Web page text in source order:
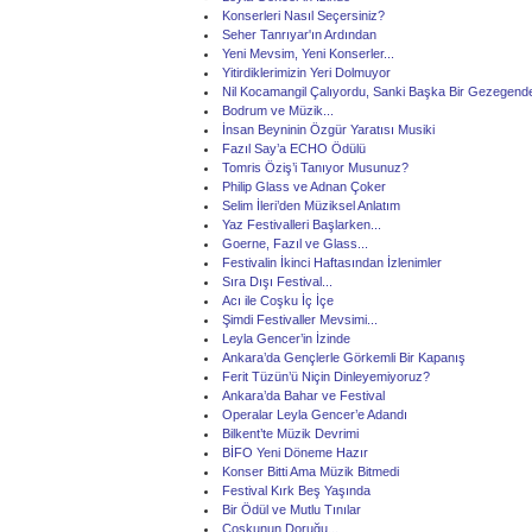
Konserleri Nasıl Seçersiniz?
Seher Tanrıyar'ın Ardından
Yeni Mevsim, Yeni Konserler...
Yitirdiklerimizin Yeri Dolmuyor
Nil Kocamangil Çalıyordu, Sanki Başka Bir
Bodrum ve Müzik...
İnsan Beyninin Özgür Yaratısı Musiki
Fazıl Say’a ECHO Ödülü
Tomris Öziş’i Tanıyor Musunuz?
Philip Glass ve Adnan Çoker
Selim İleri’den Müziksel Anlatım
Yaz Festivalleri Başlarken...
Goerne, Fazıl ve Glass...
Festivalin İkinci Haftasından İzlenimler
Sıra Dışı Festival...
Acı ile Coşku İç İçe
Şimdi Festivaller Mevsimi...
Leyla Gencer’in İzinde
Ankara’da Gençlerle Görkemli Bir Kapanış
Ferit Tüzün’ü Niçin Dinleyemiyoruz?
Ankara’da Bahar ve Festival
Operalar Leyla Gencer’e Adandı
Bilkent’te Müzik Devrimi
BİFO Yeni Döneme Hazır
Konser Bitti Ama Müzik Bitmedi
Festival Kırk Beş Yaşında
Bir Ödül ve Mutlu Tınılar
Coşkunun Doruğu...